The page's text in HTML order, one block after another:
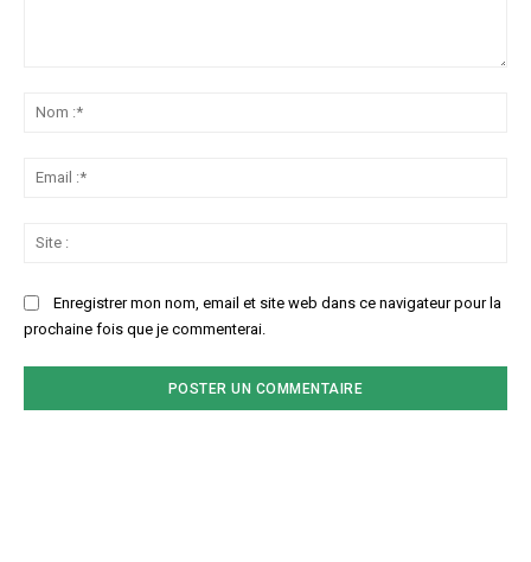
Enregistrer mon nom, email et site web dans ce navigateur pour la
prochaine fois que je commenterai.